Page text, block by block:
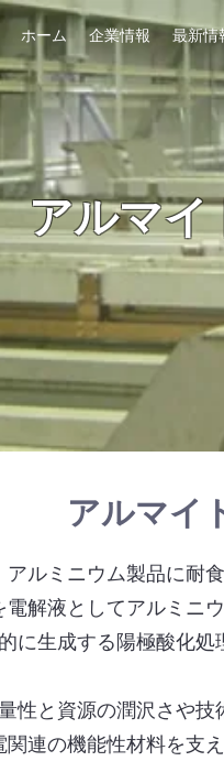
ホーム 企業情報 最新情
アルマイ
アルマイ
アルミニウム製品に耐
電解液としてアルミニ
に生成する陽極酸化処
性と資源の潤沢さや
連の機能性材料を支